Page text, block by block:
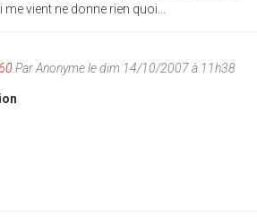
me vient ne donne rien quoi...
ParAnonymele dim 14/10/2007 à 11h38